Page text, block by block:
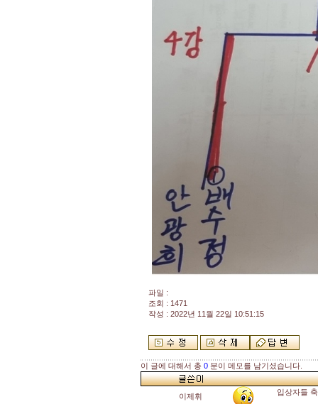
파일 :
조회 : 1471
작성 : 2022년 11월 22일 10:51:15
이 글에 대해서 총 0 분이 메모를 남기셨습니다.
이제휘 입상자들